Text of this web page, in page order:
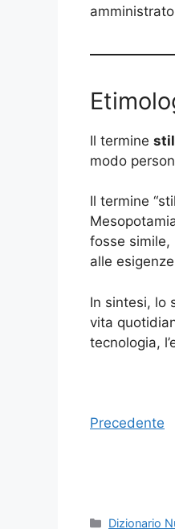
Il termine
modo
Il termine
fosse simile,
alle
In sintesi, lo
vita
tecnologia,
Precedente
Categorie
Dizionario